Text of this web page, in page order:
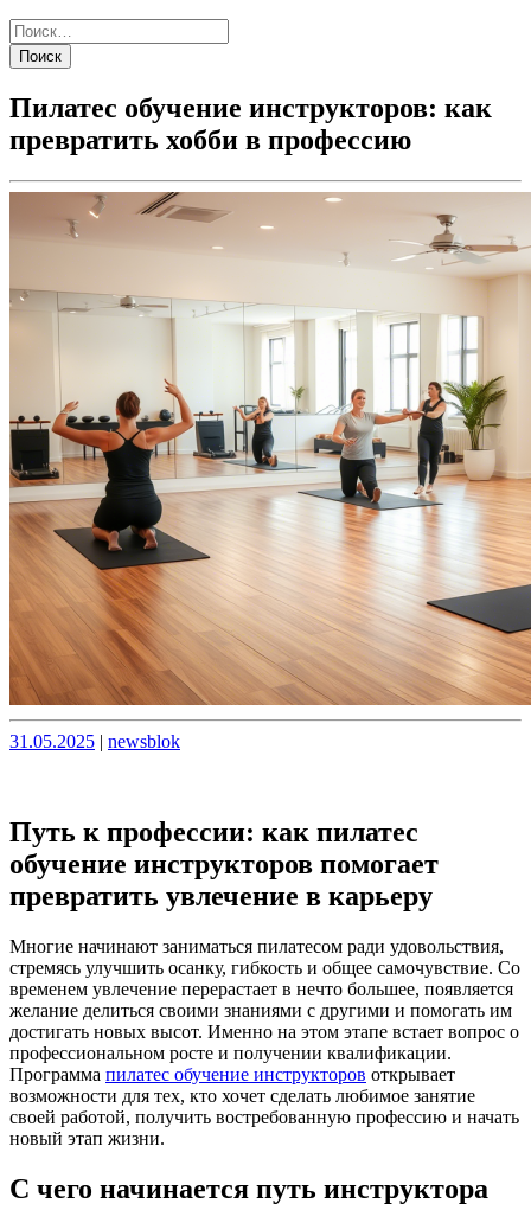
Пилатес обучение инструкторов: как
превратить хобби в профессию
Опубликовано
31.05.2025 | Опубликовано
newsblok
Путь к профессии: как пилатес
обучение инструкторов помогает
превратить увлечение в карьеру
Многие начинают заниматься пилатесом ради удовольствия,
стремясь улучшить осанку, гибкость и общее самочувствие. Со
временем увлечение перерастает в нечто большее, появляется
желание делиться своими знаниями с другими и помогать им
достигать новых высот. Именно на этом этапе встает вопрос о
профессиональном росте и получении квалификации.
Программа пилатес обучение инструкторов открывает
возможности для тех, кто хочет сделать любимое занятие
своей работой, получить востребованную профессию и начать
новый этап жизни.
С чего начинается путь инструктора